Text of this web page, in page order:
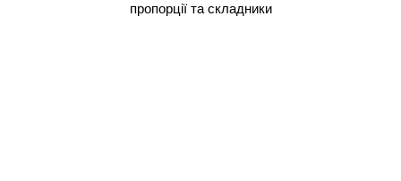
пропорції та складники